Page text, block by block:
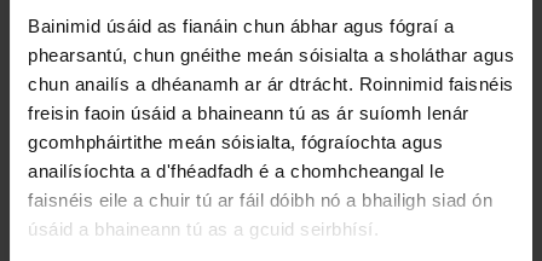
Bainimid úsáid as fianáin chun ábhar agus fógraí a
phearsantú, chun gnéithe meán sóisialta a sholáthar agus
chun anailís a dhéanamh ar ár dtrácht. Roinnimid faisnéis
freisin faoin úsáid a bhaineann tú as ár suíomh lenár
gcomhpháirtithe meán sóisialta, fógraíochta agus
anailísíochta a d'fhéadfadh é a chomhcheangal le
faisnéis eile a chuir tú ar fáil dóibh nó a bhailigh siad ón
úsáid a bhaineann tú as a gcuid seirbhísí.
Plean Forbartha an Chontae 2001 -
2006
Plean Ceantair Áitiúil Churrach
Chloe 2004
Plean Ceantair Áitiúil Dhún Canann